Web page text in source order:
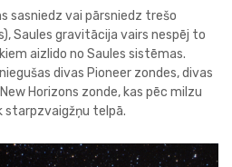
sasniedz vai pārsniedz trešo
Saules gravitācija vairs nespēj to
aizlido no Saules sistēmas.
divas Pioneer zondes, divas
Horizons zonde, kas pēc milzu
starpzvaigžņu telpā.